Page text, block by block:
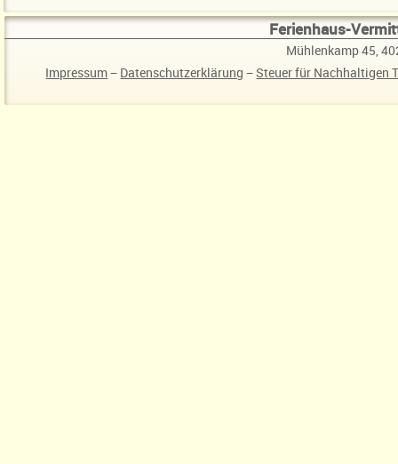
Ferienhaus-
Mühlenkamp 45,
Impressum− Datenschutzerklärung −Steuer für Nachhaltigen